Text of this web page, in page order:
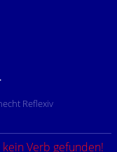
Reflexiv
Verb gefunden!